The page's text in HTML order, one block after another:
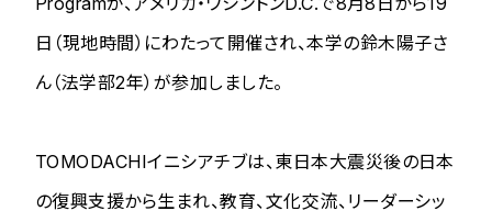
日（現地時間）にわたって開催され、本学の鈴木陽子さ
ん（法学部2年）が参加しました。
TOMODACHIイニシアチブは、東日本大震災後の日本
の復興支援から生まれ、教育、文化交流、リーダーシッ